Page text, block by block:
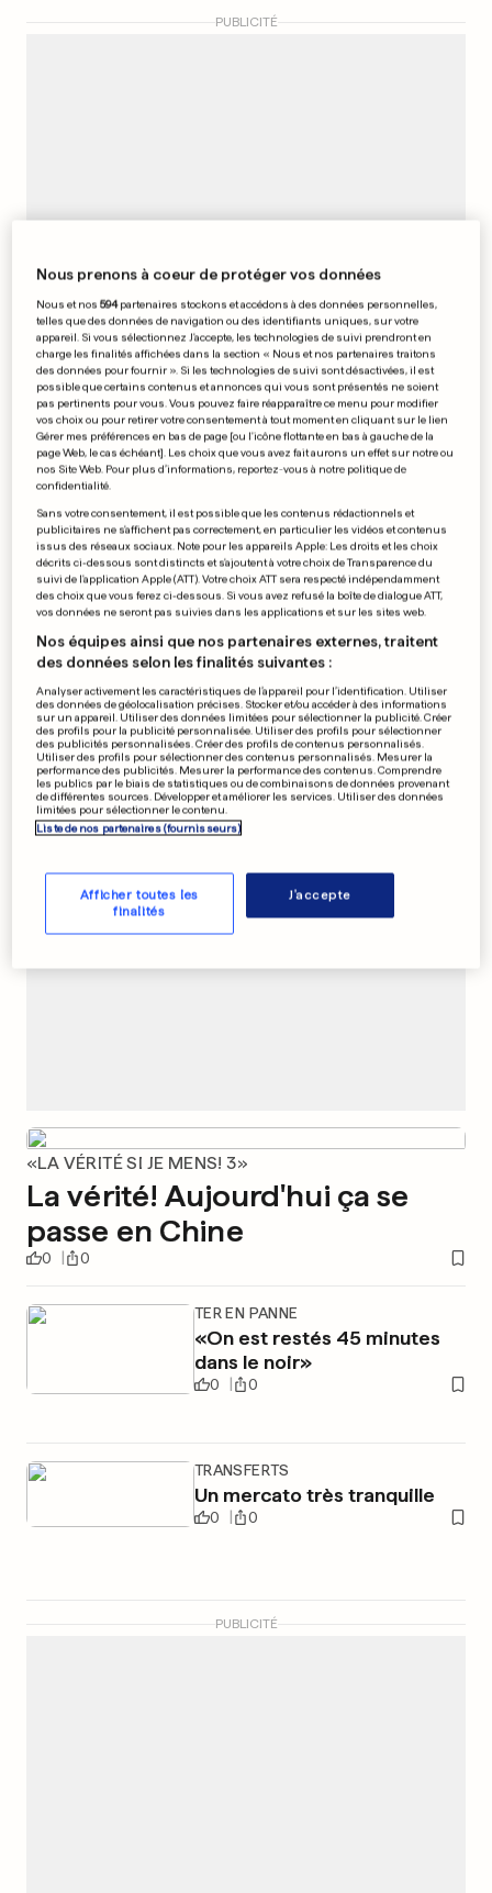
PUBLICITÉ
500 SIGNATURES
«Les Le Pen nous font le coup
à chaque fois»
0 0
CPI- LIBYE
Elle saoule ses élèves pour
coucher avec
0 0
LOGEMENTS RARES ET CHERS
Le pacte logement se
développe
0 0
PUBLICITÉ
«LA VÉRITÉ SI JE MENS! 3»
La vérité! Aujourd'hui ça se
passe en Chine
0 0
TER EN PANNE
«On est restés 45 minutes
dans le noir»
0 0
TRANSFERTS
Un mercato très tranquille
0 0
PUBLICITÉ
Nous prenons à coeur de protéger vos données
Nous et nos594partenaires stockons et accédons à des données personnelles,
telles que des données de navigation ou des identifiants uniques, sur votre
appareil. Si vous sélectionnez J'accepte, les technologies de suivi prendront en
charge les finalités affichées dans la section « Nous et nos partenaires traitons
des données pour fournir ». Si les technologies de suivi sont désactivées, il est
possible que certains contenus et annonces qui vous sont présentés ne soient
pas pertinents pour vous. Vous pouvez faire réapparaître ce menu pour modifier
vos choix ou pour retirer votre consentement à tout moment en cliquant sur le lien
Gérer mes préférences en bas de page [ou l'icône flottante en bas à gauche de la
page Web, le cas échéant]. Les choix que vous avez fait aurons un effet sur notre ou
nos Site Web. Pour plus d’informations, reportez-vous à notre politique de
confidentialité.
Sans votre consentement, il est possible que les contenus rédactionnels et
publicitaires ne s'affichent pas correctement, en particulier les vidéos et contenus
issus des réseaux sociaux. Note pour les appareils Apple: Les droits et les choix
décrits ci-dessous sont distincts et s'ajoutent à votre choix de Transparence du
suivi de l'application Apple (ATT). Votre choix ATT sera respecté indépendamment
des choix que vous ferez ci-dessous. Si vous avez refusé la boîte de dialogue ATT,
vos données ne seront pas suivies dans les applications et sur les sites web.
Nos équipes ainsi que nos partenaires externes, traitent
des données selon les finalités suivantes :
Analyser activement les caractéristiques de l’appareil pour l’identification. Utiliser
des données de géolocalisation précises. Stocker et/ou accéder à des informations
sur un appareil. Utiliser des données limitées pour sélectionner la publicité. Créer
des profils pour la publicité personnalisée. Utiliser des profils pour sélectionner
des publicités personnalisées. Créer des profils de contenus personnalisés.
Utiliser des profils pour sélectionner des contenus personnalisés. Mesurer la
performance des publicités. Mesurer la performance des contenus. Comprendre
les publics par le biais de statistiques ou de combinaisons de données provenant
de différentes sources. Développer et améliorer les services. Utiliser des données
limitées pour sélectionner le contenu.
Liste de nos partenaires (fournisseurs)
Afficher toutes les
finalités
J'accepte